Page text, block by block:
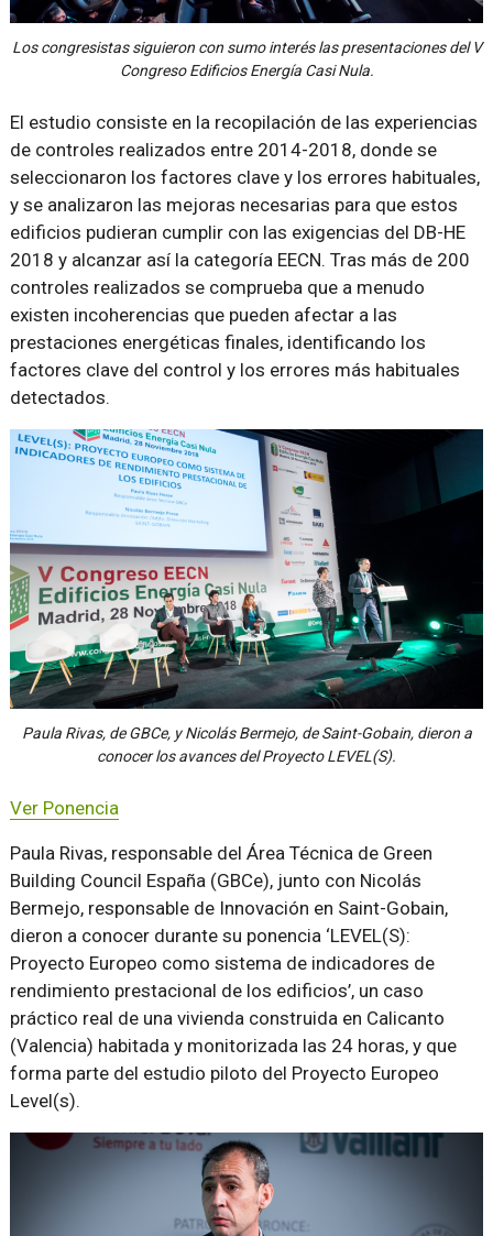
Los congresistas siguieron con sumo interés las presentaciones del V
Congreso Edificios Energía Casi Nula.
El estudio consiste en la recopilación de las experiencias
de controles realizados entre 2014-2018, donde se
seleccionaron los factores clave y los errores habituales,
y se analizaron las mejoras necesarias para que estos
edificios pudieran cumplir con las exigencias del DB-HE
2018 y alcanzar así la categoría EECN. Tras más de 200
controles realizados se comprueba que a menudo
existen incoherencias que pueden afectar a las
prestaciones energéticas finales, identificando los
factores clave del control y los errores más habituales
detectados.
Paula Rivas, de GBCe, y Nicolás Bermejo, de Saint-Gobain, dieron a
conocer los avances del Proyecto LEVEL(S).
Ver Ponencia
Paula Rivas, responsable del Área Técnica de Green
Building Council España (GBCe), junto con Nicolás
Bermejo, responsable de Innovación en Saint-Gobain,
dieron a conocer durante su ponencia ‘LEVEL(S):
Proyecto Europeo como sistema de indicadores de
rendimiento prestacional de los edificios’, un caso
práctico real de una vivienda construida en Calicanto
(Valencia) habitada y monitorizada las 24 horas, y que
forma parte del estudio piloto del Proyecto Europeo
Level(s).